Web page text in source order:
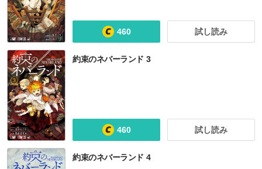
白井カイウ×出水ぽすか短編集
460 試し読み
約束のネバーランド 3
460 試し読み
約束のネバーランド 4